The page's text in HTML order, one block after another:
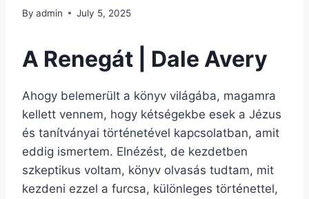
By admin July 5, 2025
A Renegát | Dale Avery
Ahogy belemerült a könyv világába, magamra
kellett vennem, hogy kétségekbe esek a Jézus
és tanítványai történetével kapcsolatban, amit
eddig ismertem. Elnézést, de kezdetben
szkeptikus voltam, könyv olvasás tudtam, mit
kezdeni ezzel a furcsa, különleges történettel,